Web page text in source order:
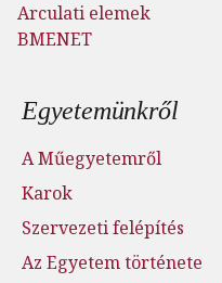
Arculati elemek
BMENET
Lábléc menü
Egyetemünkről
A Műegyetemről
Karok
Szervezeti felépítés
Az Egyetem története